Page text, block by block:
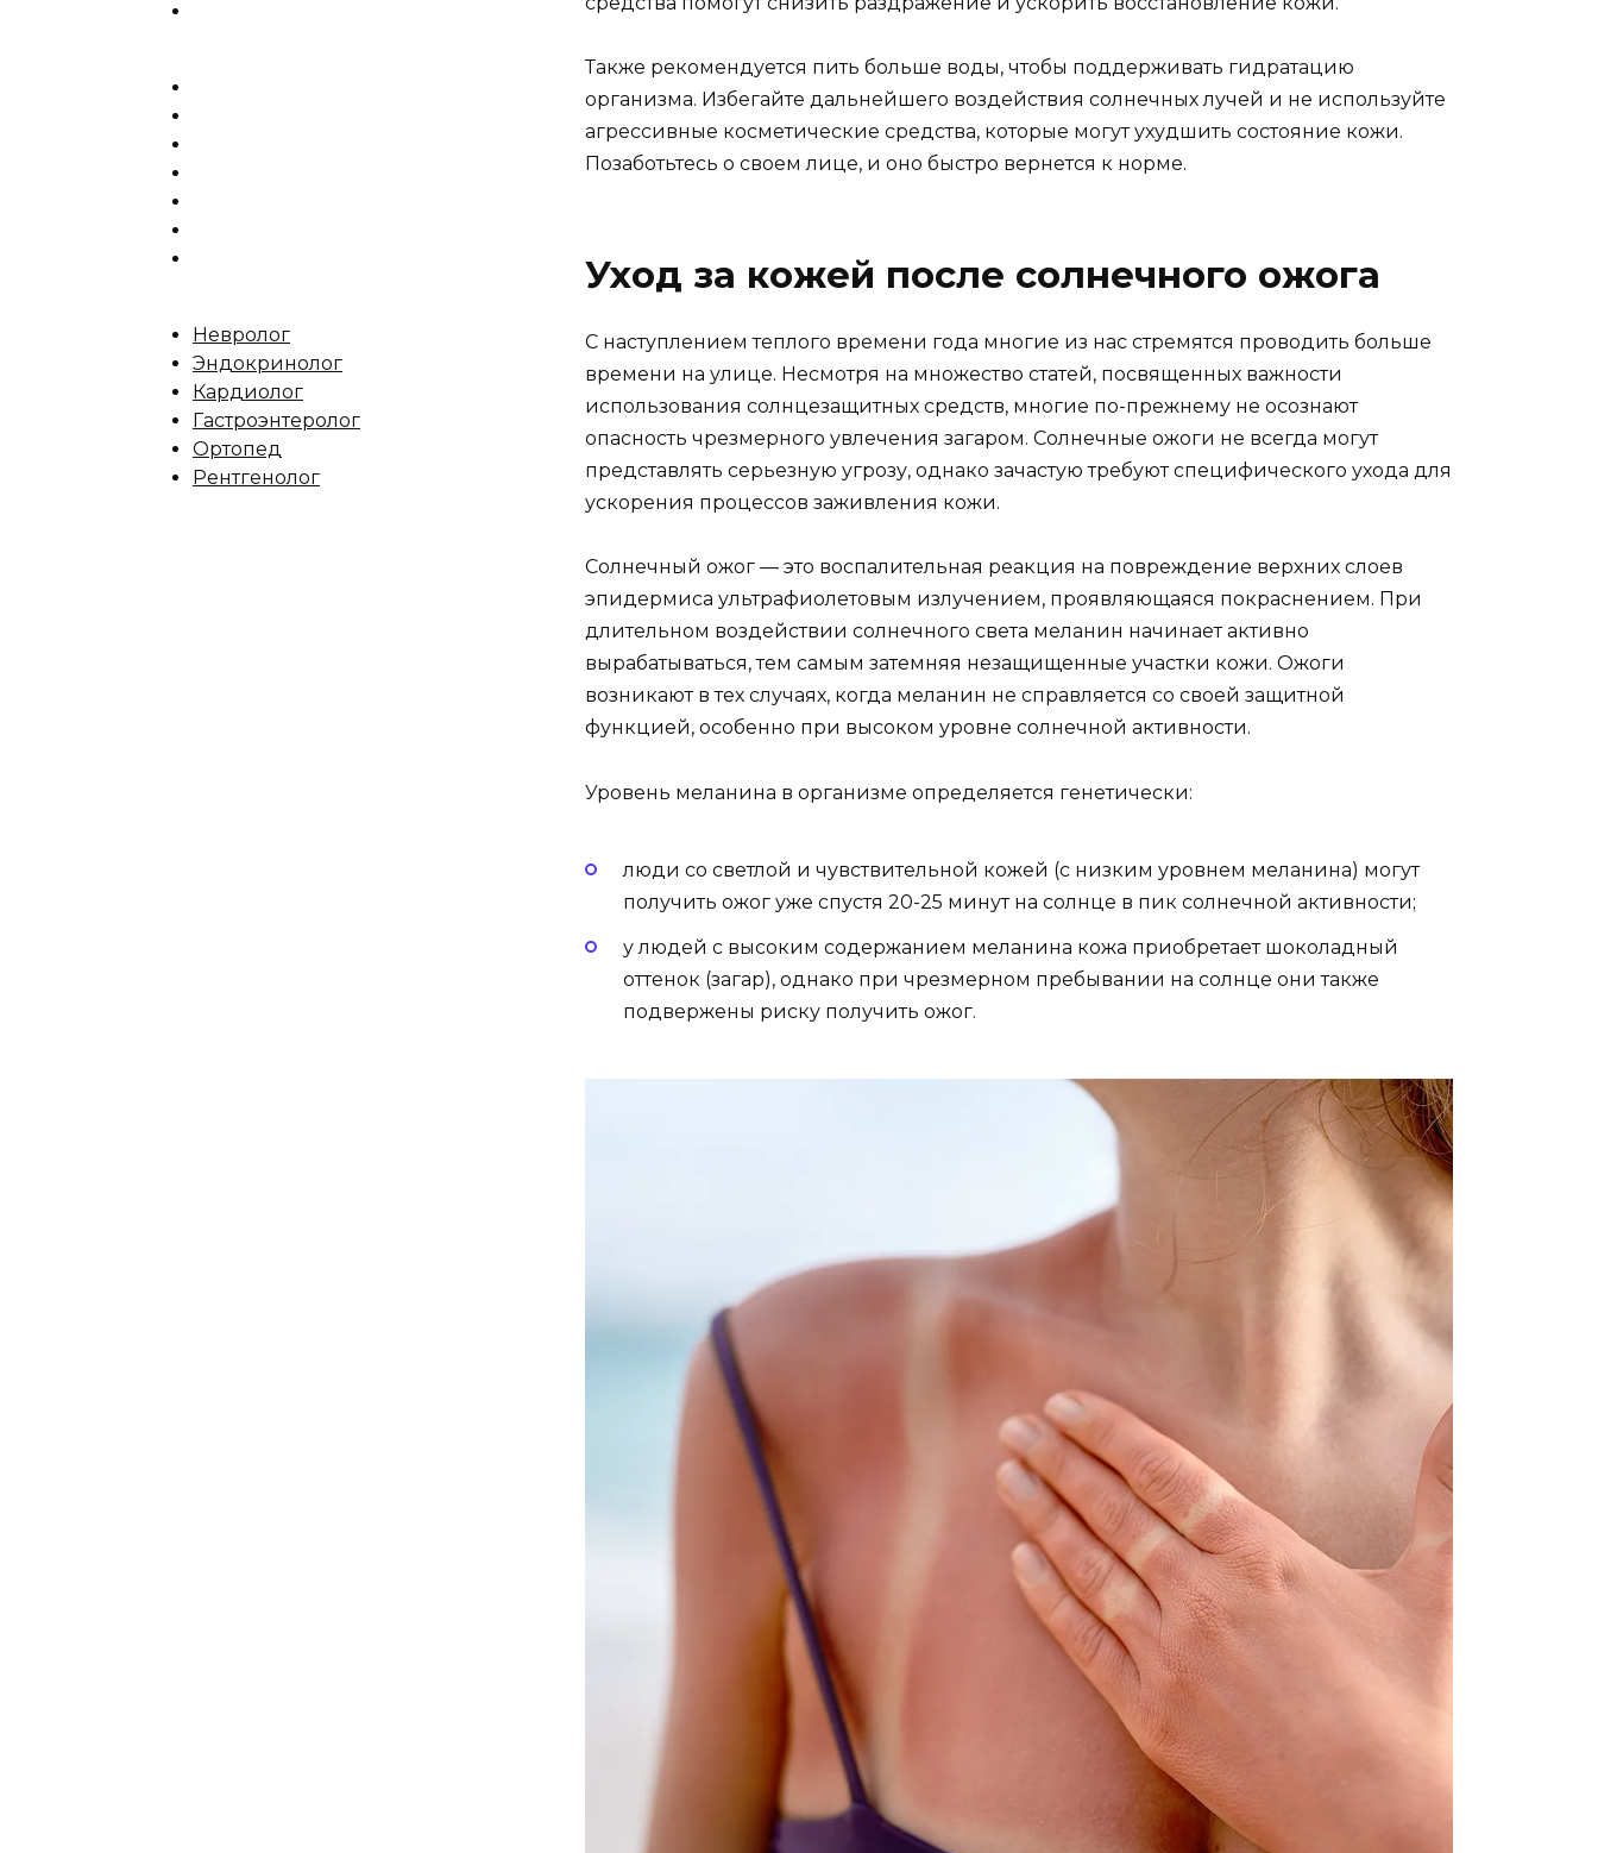
Также рекомендуется пить больше воды, чтобы поддерживать гидратацию
организма. Избегайте дальнейшего воздействия солнечных лучей и не используйте
агрессивные косметические средства, которые могут ухудшить состояние кожи.
Позаботьтесь о своем лице, и оно быстро вернется к норме.
Уход за кожей после солнечного ожога
С наступлением теплого времени года многие из нас стремятся проводить больше
времени на улице. Несмотря на множество статей, посвященных важности
использования солнцезащитных средств, многие по-прежнему не осознают
опасность чрезмерного увлечения загаром. Солнечные ожоги не всегда могут
представлять серьезную угрозу, однако зачастую требуют специфического ухода для
ускорения процессов заживления кожи.
Солнечный ожог — это воспалительная реакция на повреждение верхних слоев
эпидермиса ультрафиолетовым излучением, проявляющаяся покраснением. При
длительном воздействии солнечного света меланин начинает активно
вырабатываться, тем самым затемняя незащищенные участки кожи. Ожоги
возникают в тех случаях, когда меланин не справляется со своей защитной
функцией, особенно при высоком уровне солнечной активности.
Уровень меланина в организме определяется генетически:
люди со светлой и чувствительной кожей (с низким уровнем меланина) могут
получить ожог уже спустя 20-25 минут на солнце в пик солнечной активности;
у людей с высоким содержанием меланина кожа приобретает шоколадный
оттенок (загар), однако при чрезмерном пребывании на солнце они также
подвержены риску получить ожог.
Невролог
Эндокринолог
Кардиолог
Гастроэнтеролог
Ортопед
Рентгенолог